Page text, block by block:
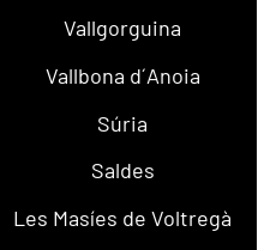
Vallgorguina
Vallbona d´Anoia
Súria
Saldes
Les Masíes de Voltregà